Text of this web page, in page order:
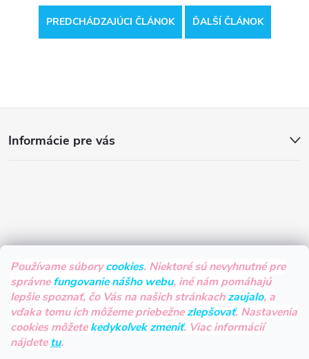
Používame súborycookies. Niektoré sú nevyhnutné pre
správnefungovanie nášho webu, iné nám pomáhajú
lepšie spoznať, čo Vás na našich stránkachzaujalo, a
vďaka tomu ich môžeme priebežnezlepšovať. Nastavenia
cookies môžetekedykoľvek zmeniť. Viac informácií
nájdetetu.
PREDCHÁDZAJÚCI ČLÁNOK ĎALŠÍ ČLÁNOK
e
Informácie pre vás